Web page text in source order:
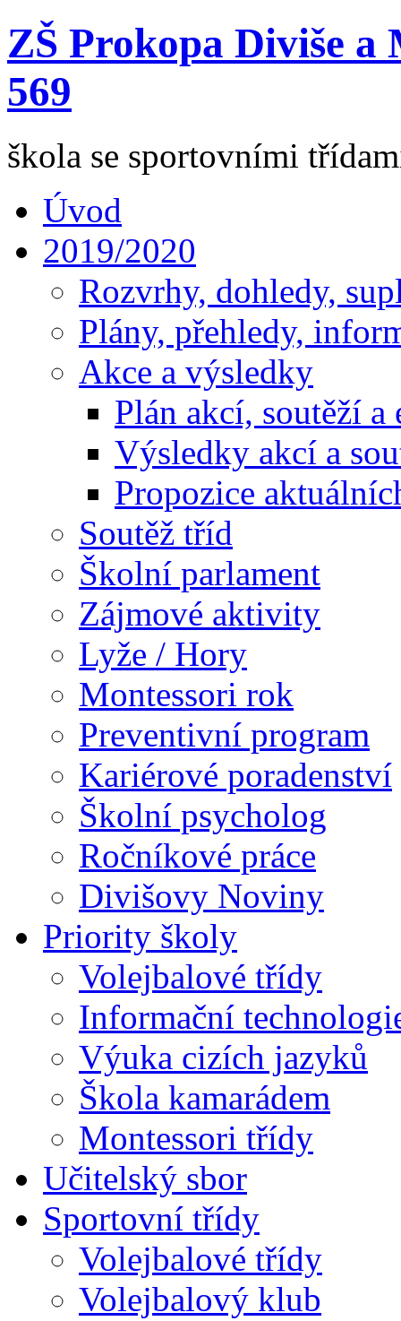
ZŠ Prokopa Diviše
569
škola se sportovními
Úvod
2019/2020
Rozvrhy, dohledy,
Plány, přehledy,
Akce a výsledky
Plán akcí, soutěží a
Výsledky akcí a
Propozice
Soutěž tříd
Školní parlament
Zájmové aktivity
Lyže / Hory
Montessori rok
Preventivní program
Kariérové poradenství
Školní psycholog
Ročníkové práce
Divišovy Noviny
Priority školy
Volejbalové třídy
Informační
Výuka cizích jazyků
Škola kamarádem
Montessori třídy
Učitelský sbor
Sportovní třídy
Volejbalové třídy
Volejbalový klub